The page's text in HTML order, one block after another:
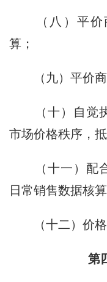
（八）平价
算；
（九）平价商
（十）自觉执
市场价格秩序，
（十一）配合
日常销售数据核
（十二）价格
第